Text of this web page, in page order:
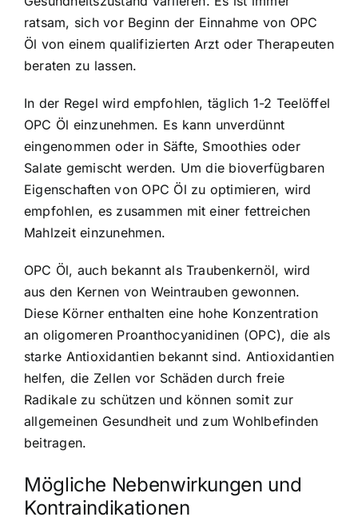
ratsam, sich vor Beginn der Einnahme von OPC
Öl von einem qualifizierten Arzt oder Therapeuten
beraten zu lassen.
In der Regel wird empfohlen, täglich 1-2 Teelöffel
OPC Öl einzunehmen. Es kann unverdünnt
eingenommen oder in Säfte, Smoothies oder
Salate gemischt werden. Um die bioverfügbaren
Eigenschaften von OPC Öl zu optimieren, wird
empfohlen, es zusammen mit einer fettreichen
Mahlzeit einzunehmen.
OPC Öl, auch bekannt als Traubenkernöl, wird
aus den Kernen von Weintrauben gewonnen.
Diese Körner enthalten eine hohe Konzentration
an oligomeren Proanthocyanidinen (OPC), die als
starke Antioxidantien bekannt sind. Antioxidantien
helfen, die Zellen vor Schäden durch freie
Radikale zu schützen und können somit zur
allgemeinen Gesundheit und zum Wohlbefinden
beitragen.
Mögliche Nebenwirkungen und
Kontraindikationen